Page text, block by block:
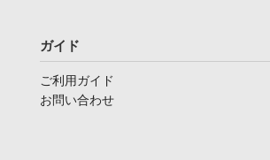
ガイド
ご利用ガイド
お問い合わせ